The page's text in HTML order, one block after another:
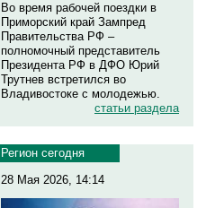
Во время рабочей поездки в
Приморский край Зампред
Правительства РФ –
полномочный представитель
Президента РФ в ДФО Юрий
Трутнев встретился во
Владивостоке с молодежью.
статьи раздела
Регион сегодня
28 Мая 2026, 14:14